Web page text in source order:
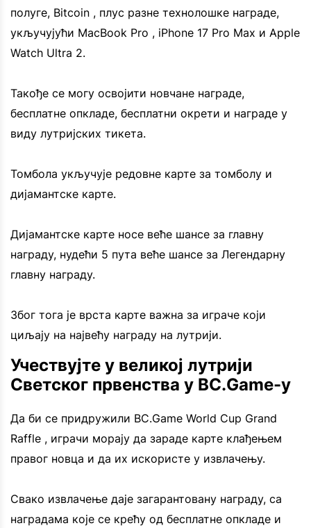
полуге, Bitcoin , плус разне технолошке награде,
укључујући MacBook Pro , iPhone 17 Pro Max и Apple
Watch Ultra 2.
Такође се могу освојити новчане награде,
бесплатне опкладе, бесплатни окрети и награде у
виду лутријских тикета.
Томбола укључује редовне карте за томболу и
дијамантске карте.
Дијамантске карте носе веће шансе за главну
награду, нудећи 5 пута веће шансе за Легендарну
главну награду.
Због тога је врста карте важна за играче који
циљају на највећу награду на лутрији.
Учествујте у великој лутрији
Светског првенства у BC.Game-у
Да би се придружили BC.Game World Cup Grand
Raffle , играчи морају да зараде карте клађењем
правог новца и да их искористе у извлачењу.
Свако извлачење даје загарантовану награду, са
наградама које се крећу од бесплатне опкладе и